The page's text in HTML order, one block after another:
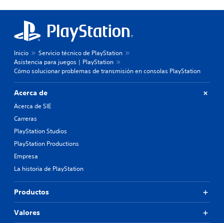
Inicio
Servicio técnico de PlayStation
Asistencia para juegos | PlayStation
Cómo solucionar problemas de transmisión en consolas PlayStation
Acerca de
Acerca de SIE
Carreras
PlayStation Studios
PlayStation Productions
Empresa
La historia de PlayStation
Productos
Valores